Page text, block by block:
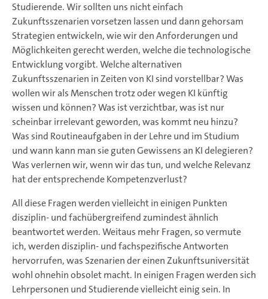
Studierende. Wir sollten uns nicht einfach
Zukunftsszenarien vorsetzen lassen und dann gehorsam
Strategien entwickeln, wie wir den Anforderungen und
Möglichkeiten gerecht werden, welche die technologische
Entwicklung vorgibt. Welche alternativen
Zukunftsszenarien in Zeiten von KI sind vorstellbar? Was
wollen wir als Menschen trotz oder wegen KI künftig
wissen und können? Was ist verzichtbar, was ist nur
scheinbar irrelevant geworden, was kommt neu hinzu?
Was sind Routineaufgaben in der Lehre und im Studium
und wann kann man sie guten Gewissens an KI delegieren?
Was verlernen wir, wenn wir das tun, und welche Relevanz
hat der entsprechende Kompetenzverlust?
All diese Fragen werden vielleicht in einigen Punkten
disziplin- und fachübergreifend zumindest ähnlich
beantwortet werden. Weitaus mehr Fragen, so vermute
ich, werden disziplin- und fachspezifische Antworten
hervorrufen, was Szenarien der einen Zukunftsuniversität
wohl ohnehin obsolet macht. In einigen Fragen werden sich
Lehrpersonen und Studierende vielleicht einig sein. In